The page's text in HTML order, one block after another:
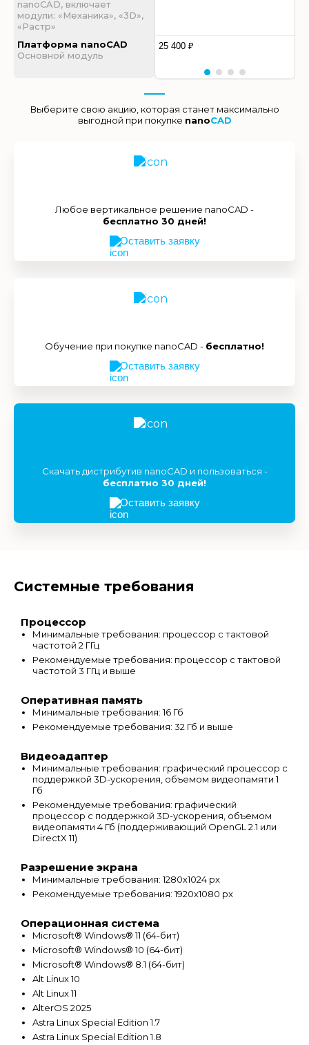
nanoCAD, включает
модули: «Механика», «3D»,
«Растр»
Платформа nanoCAD
Основной модуль
25 400 ₽
Выберите свою акцию, которая станет максимально
выгодной при покупке nanoCAD
Любое вертикальное решение nanoCAD -
бесплатно 30 дней!
Оставить заявку
Обучение при покупке nanoCAD - бесплатно!
Оставить заявку
Скачать дистрибутив nanoCAD и пользоваться -
бесплатно 30 дней!
Оставить заявку
Системные требования
Процессор
Минимальные требования: процессор с тактовой
частотой 2 ГГц
Рекомендуемые требования: процессор с тактовой
частотой 3 ГГц и выше
Оперативная память
Минимальные требования: 16 Гб
Рекомендуемые требования: 32 Гб и выше
Видеоадаптер
Минимальные требования: графический процессор с
поддержкой 3D-ускорения, объемом видеопамяти 1
Гб
Рекомендуемые требования: графический
процессор с поддержкой 3D-ускорения, объемом
видеопамяти 4 Гб (поддерживающий OpenGL 2.1 или
DirectX 11)
Разрешение экрана
Минимальные требования: 1280х1024 px
Рекомендуемые требования: 1920х1080 px
Операционная система
Microsoft® Windows® 11 (64-бит)
Microsoft® Windows® 10 (64-бит)
Microsoft® Windows® 8.1 (64-бит)
Alt Linux 10
Alt Linux 11
AlterOS 2025
Astra Linux Special Edition 1.7
Astra Linux Special Edition 1.8